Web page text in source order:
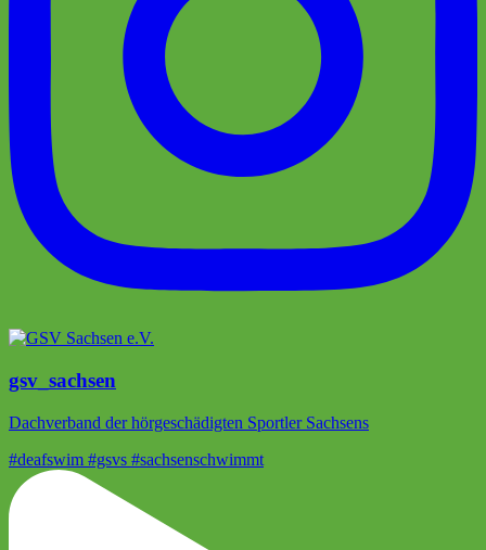
gsv_sachsen
Dachverband der hörgeschädigten Sportler Sachsens
#deafswim #gsvs #sachsenschwimmt